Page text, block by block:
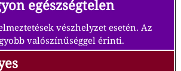
egészségtelen
vészhelyzet esetén. Az
valószínűséggel érinti.